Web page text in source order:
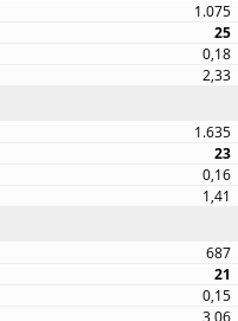
1.075
25
0,18
2,33
1.635
23
0,16
1,41
687
21
0,15
3,06